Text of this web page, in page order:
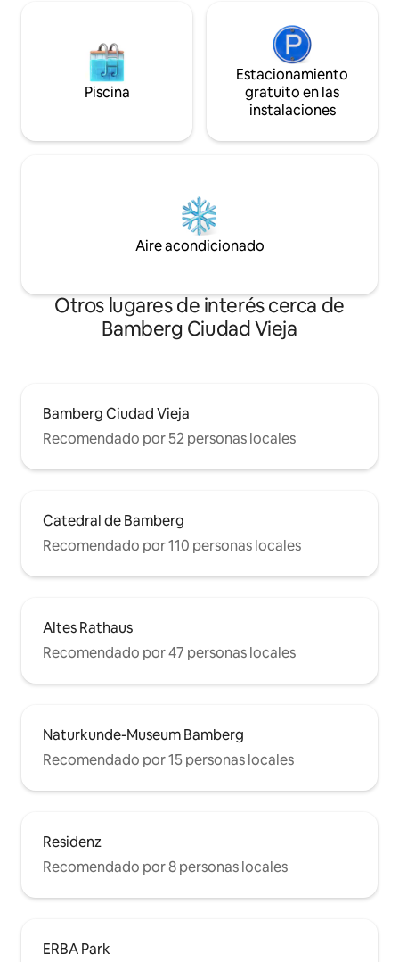
Piscina
Estacionamiento
gratuito en las
instalaciones
Aire acondicionado
Otros lugares de interés cerca de
Bamberg Ciudad Vieja
Bamberg Ciudad Vieja
Recomendado por 52 personas locales
Catedral de Bamberg
Recomendado por 110 personas locales
Altes Rathaus
Recomendado por 47 personas locales
Naturkunde-Museum Bamberg
Recomendado por 15 personas locales
Residenz
Recomendado por 8 personas locales
ERBA Park